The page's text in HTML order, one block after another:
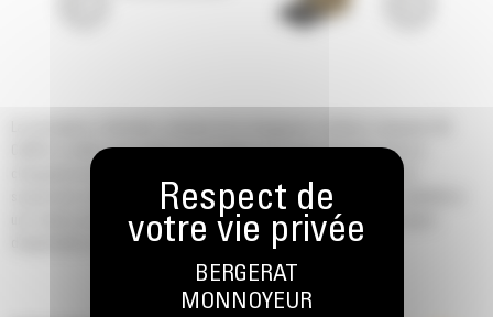
Cat® lui confère une portée et une hauteur de levage étendues pour un
suspension à torsion standard offre une traction, une portance, une stabilité et
une vitesse accrues, ce qui lui permet de travailler sur de nombreux types
d'applications et de terrain.
BERGERAT
MONNOYEUR